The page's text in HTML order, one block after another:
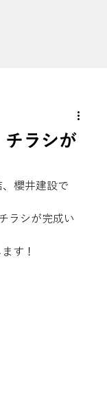
チラシが
櫻井建設で
ラシが完成い
す！